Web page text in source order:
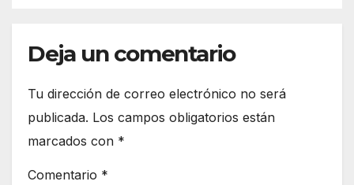
Deja un comentario
Tu dirección de correo electrónico no será
publicada. Los campos obligatorios están
marcados con *
Comentario *